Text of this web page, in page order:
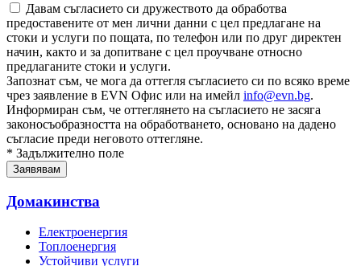
Давам съгласието си дружеството да обработва
предоставените от мен лични данни с цел предлагане на
стоки и услуги по пощата, по телефон или по друг директен
начин, както и за допитване с цел проучване относно
предлаганите стоки и услуги.
Запознат съм, че мога да оттегля съгласието си по всяко време
чрез заявление в EVN Офис или на имейл info@evn.bg.
Информиран съм, че оттеглянето на съгласието не засяга
законосъобразността на обработването, основано на дадено
съгласие преди неговото оттегляне.
* Задължително поле
Домакинства
Електроенергия
Топлоенергия
Устойчиви услуги